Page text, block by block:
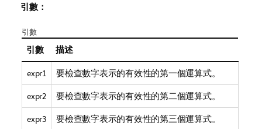
引數：
引數
引數 描述
expr1 要檢查數字表示的有效性的第一個運算式。
expr2 要檢查數字表示的有效性的第二個運算式。
expr3 要檢查數字表示的有效性的第三個運算式。